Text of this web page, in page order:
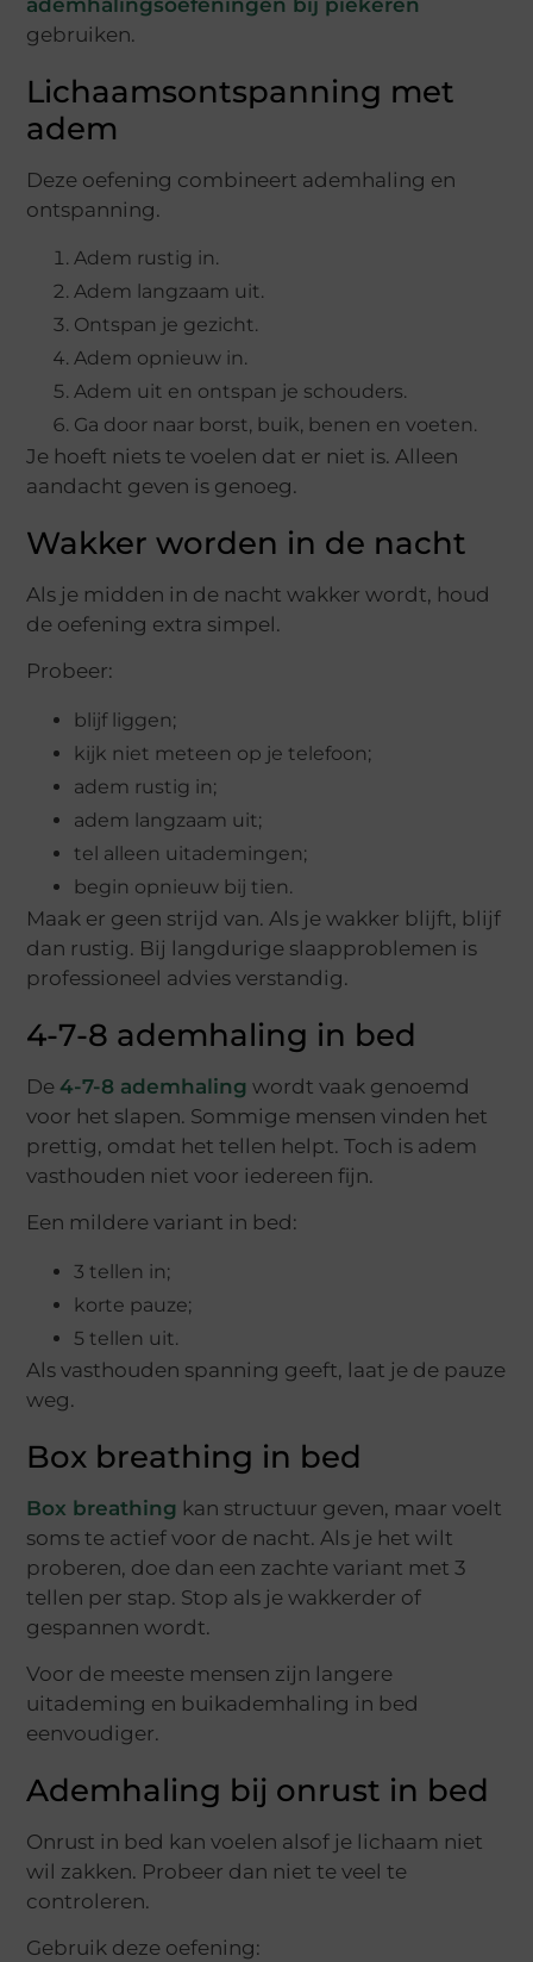
gebruiken.
Lichaamsontspanning met
adem
Deze oefening combineert ademhaling en
ontspanning.
Adem rustig in.
Adem langzaam uit.
Ontspan je gezicht.
Adem opnieuw in.
Adem uit en ontspan je schouders.
Ga door naar borst, buik, benen en voeten.
Je hoeft niets te voelen dat er niet is. Alleen
aandacht geven is genoeg.
Wakker worden in de nacht
Als je midden in de nacht wakker wordt, houd
de oefening extra simpel.
Probeer:
blijf liggen;
kijk niet meteen op je telefoon;
adem rustig in;
adem langzaam uit;
tel alleen uitademingen;
begin opnieuw bij tien.
Maak er geen strijd van. Als je wakker blijft, blijf
dan rustig. Bij langdurige slaapproblemen is
professioneel advies verstandig.
4-7-8 ademhaling in bed
De4-7-8 ademhaling wordt vaak genoemd
voor het slapen. Sommige mensen vinden het
prettig, omdat het tellen helpt. Toch is adem
vasthouden niet voor iedereen fijn.
Een mildere variant in bed:
3 tellen in;
korte pauze;
5 tellen uit.
Als vasthouden spanning geeft, laat je de pauze
weg.
Box breathing in bed
Box breathing kan structuur geven, maar voelt
soms te actief voor de nacht. Als je het wilt
proberen, doe dan een zachte variant met 3
tellen per stap. Stop als je wakkerder of
gespannen wordt.
Voor de meeste mensen zijn langere
uitademing en buikademhaling in bed
eenvoudiger.
Ademhaling bij onrust in bed
Onrust in bed kan voelen alsof je lichaam niet
wil zakken. Probeer dan niet te veel te
controleren.
Gebruik deze oefening: